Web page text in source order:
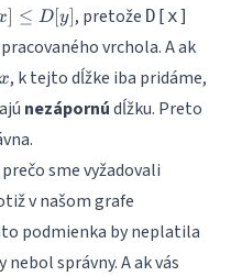
≤ D [y] , pretože D[x]
vrchola. A ak
x
x, k tejto dĺžke iba pridáme,
nezápornúdĺžku. Preto
sme vyžadovali
v našom grafe
podmienka by neplatila
správny. A ak vás